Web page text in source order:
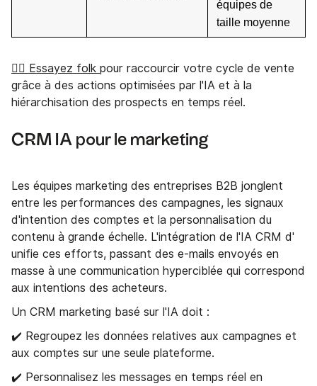
équipes de
taille moyenne
👉🏼 Essayez folk pour raccourcir votre cycle de vente
grâce à des actions optimisées par l'IA et à la
hiérarchisation des prospects en temps réel.
CRM IA pour le marketing
Les équipes marketing des entreprises B2B jonglent
entre les performances des campagnes, les signaux
d'intention des comptes et la personnalisation du
contenu à grande échelle. L'intégration de l'IA CRM d'
unifie ces efforts, passant des e-mails envoyés en
masse à une communication hyperciblée qui correspond
aux intentions des acheteurs.
Un CRM marketing basé sur l'IA doit :
✔️ Regroupez les données relatives aux campagnes et
aux comptes sur une seule plateforme.
✔️ Personnalisez les messages en temps réel en